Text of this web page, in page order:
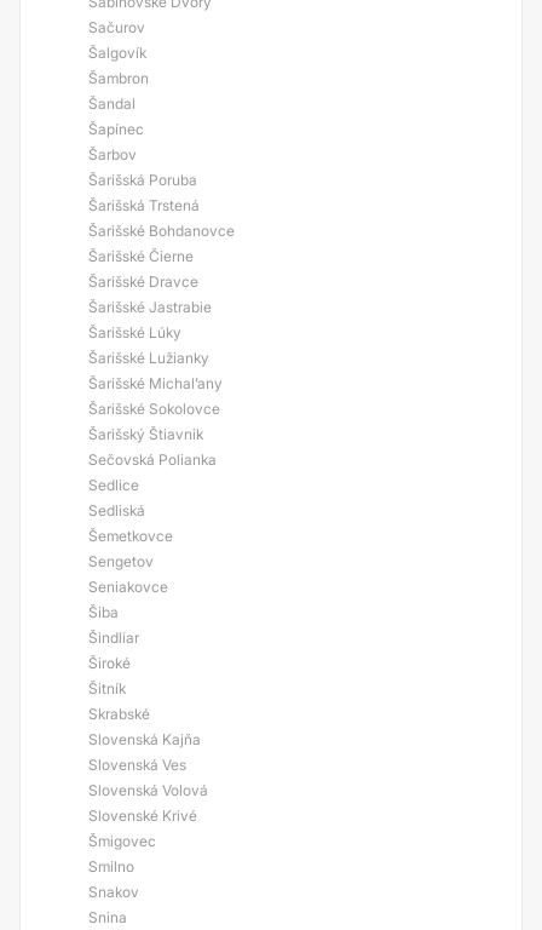
Sačurov
Šalgovík
Šambron
Šandal
Šapínec
Šarbov
Šarišská Poruba
Šarišská Trstená
Šarišské Bohdanovce
Šarišské Čierne
Šarišské Dravce
Šarišské Jastrabie
Šarišské Lúky
Šarišské Lužianky
Šarišské Michal’any
Šarišské Sokolovce
Šarišský Štiavnik
Sečovská Polianka
Sedlice
Sedliská
Šemetkovce
Sengetov
Seniakovce
Šiba
Šindliar
Široké
Šitník
Skrabské
Slovenská Kajňa
Slovenská Ves
Slovenská Volová
Slovenské Krivé
Šmigovec
Smilno
Snakov
Snina